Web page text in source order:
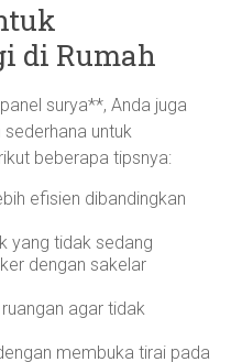
di Rumah
surya**, Anda juga
untuk
beberapa tipsnya:
efisien dibandingkan
yang tidak sedang
dengan sakelar
agar tidak
membuka tirai pada